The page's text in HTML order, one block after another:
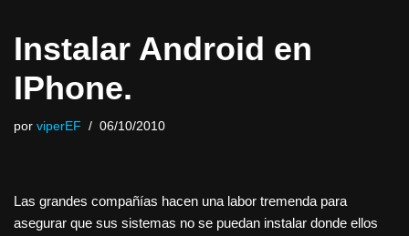
Instalar Android en
IPhone.
por viperEF 06/10/2010
Las grandes compañías hacen una labor tremenda para
asegurar que sus sistemas no se puedan instalar donde ellos